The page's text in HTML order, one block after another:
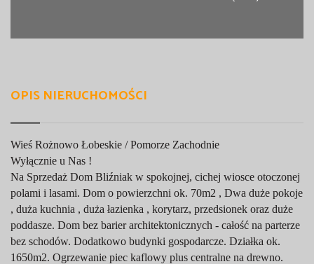
OPIS NIERUCHOMOŚCI
Wieś Rożnowo Łobeskie / Pomorze Zachodnie
Wyłącznie u Nas !
Na Sprzedaż Dom Bliźniak w spokojnej, cichej wiosce otoczonej
polami i lasami. Dom o powierzchni ok. 70m2 , Dwa duże pokoje
, duża kuchnia , duża łazienka , korytarz, przedsionek oraz duże
poddasze. Dom bez barier architektonicznych - całość na parterze
bez schodów. Dodatkowo budynki gospodarcze. Działka ok.
1650m2. Ogrzewanie piec kaflowy plus centralne na drewno.